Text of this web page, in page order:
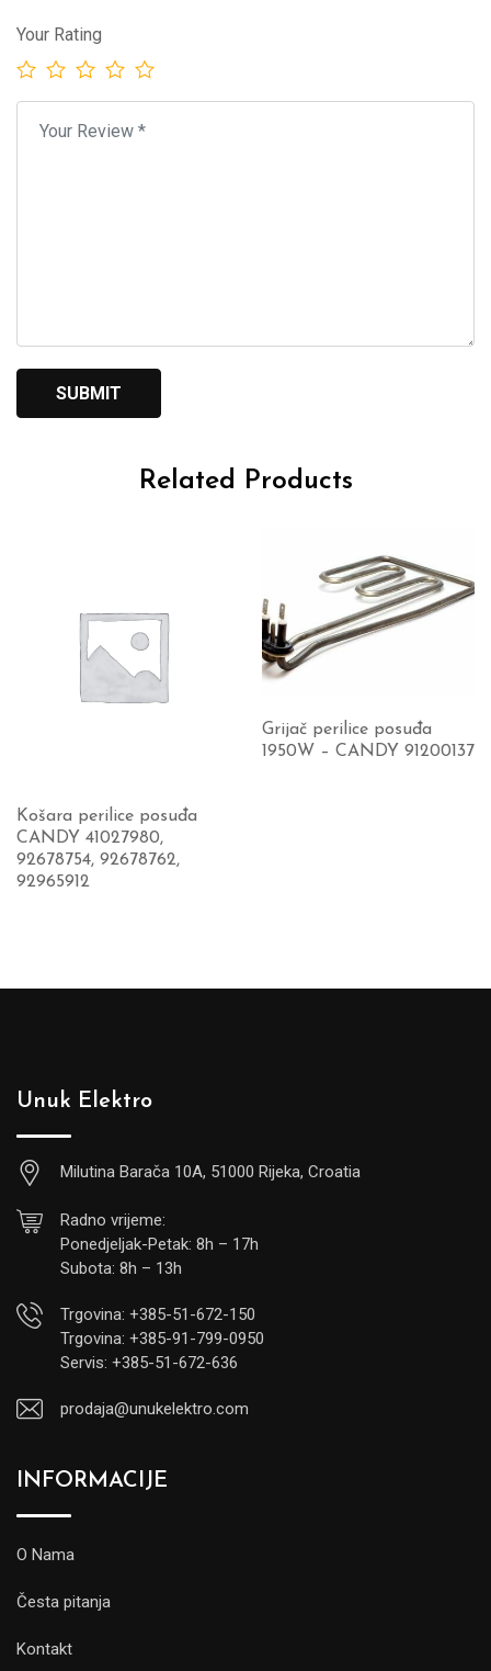
Your Rating
Related Products
Košara perilice posuđa
CANDY 41027980,
92678754, 92678762,
92965912
Grijač perilice posuđa
1950W – CANDY 91200137
Unuk Elektro
Milutina Barača 10A, 51000 Rijeka, Croatia
Radno vrijeme:
Ponedjeljak-Petak: 8h – 17h
Subota: 8h – 13h
Trgovina: +385-51-672-150
Trgovina: +385-91-799-0950
Servis: +385-51-672-636
prodaja@unukelektro.com
INFORMACIJE
O Nama
Česta pitanja
Kontakt